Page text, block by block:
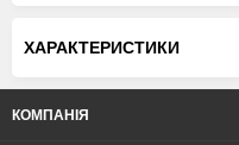
ХАРАКТЕРИСТИКИ
КОМПАНІЯ